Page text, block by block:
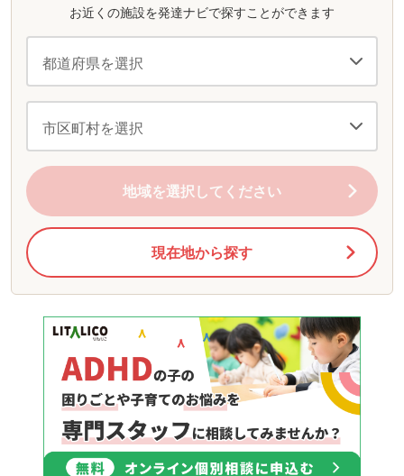
お近くの施設を発達ナビで探すことができます
地域を選択してください
現在地から探す